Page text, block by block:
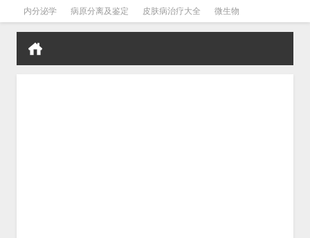
内分泌学 病原分离及鉴定 皮肤病治疗大全 微生物
皮肤病学 男科学 血液病学 心血管 口腔医学 禁戒毒品